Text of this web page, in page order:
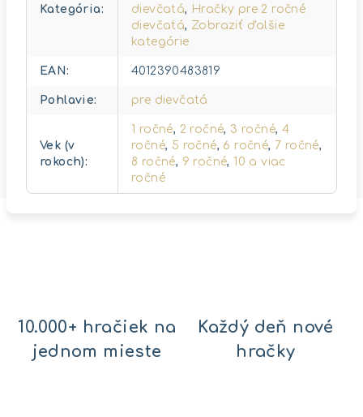
Kategória:
dievčatá, Hračky pre 2 ročné
dievčatá, Zobraziť ďalšie
kategórie
EAN: 4012390483819
Pohlavie: pre dievčatá
Vek (v
rokoch):
1 ročné, 2 ročné, 3 ročné, 4
ročné, 5 ročné, 6 ročné,7 ročné,
8 ročné, 9 ročné,10 a viac
ročné
10.000+ hračiek na
jednom mieste
Každý deň nové
hračky